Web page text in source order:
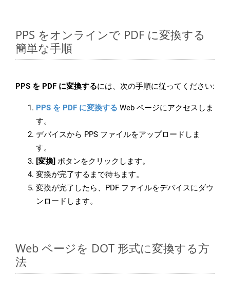
PPS をオンラインで PDF に変換する
簡単な手順
PPS を PDF に変換するには、次の手順に従ってください:
PPS を PDF に変換する Web ページにアクセスしま
す。
デバイスから PPS ファイルをアップロードしま
す。
[変換] ボタンをクリックします。
変換が完了するまで待ちます。
変換が完了したら、PDF ファイルをデバイスにダウ
ンロードします。
Web ページを DOT 形式に変換する方
法